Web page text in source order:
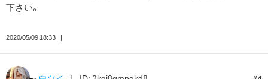
下さい。
2020/05/09 18:33